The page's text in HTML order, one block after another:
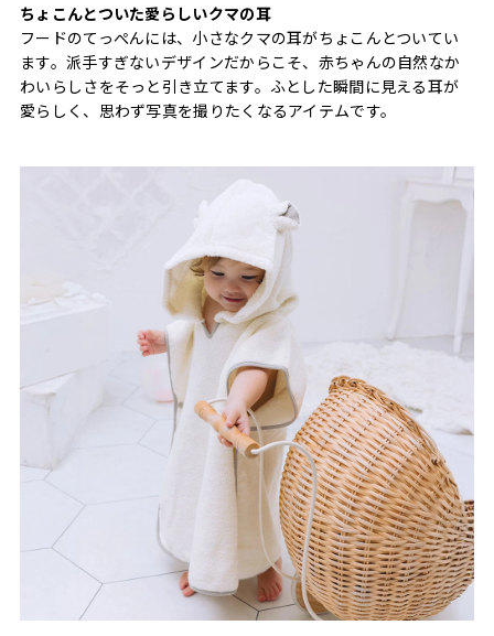
ちょこんとついた愛らしいクマの耳
フードのてっぺんには、小さなクマの耳がちょこんとついてい
ます。派手すぎないデザインだからこそ、赤ちゃんの自然なか
わいらしさをそっと引き立てます。ふとした瞬間に見える耳が
愛らしく、思わず写真を撮りたくなるアイテムです。